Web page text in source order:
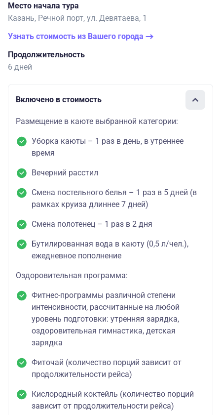
Место начала тура
Казань, Речной порт, ул. Девятаева, 1
Узнать стоимость из Вашего города
Продолжительность
6 дней
Включено в стоимость
Размещение в каюте выбранной категории:
Уборка каюты – 1 раз в день, в утреннее
время
Вечерний расстил
Смена постельного белья – 1 раз в 5 дней (в
рамках круиза длиннее 7 дней)
Смена полотенец – 1 раз в 2 дня
Бутилированная вода в каюту (0,5 л/чел.),
ежедневное пополнение
Оздоровительная программа:
Фитнес-программы различной степени
интенсивности, рассчитанные на любой
уровень подготовки: утренняя зарядка,
оздоровительная гимнастика, детская
зарядка
Фиточай (количество порций зависит от
продолжительности рейса)
Кислородный коктейль (количество порций
зависит от продолжительности рейса)